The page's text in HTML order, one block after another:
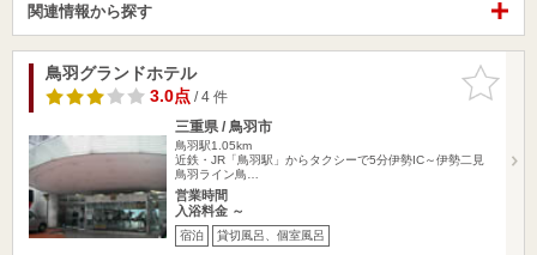
関連情報から探す
お気に入
りに追加
鳥羽グランドホテル
3.0点/ 4 件
三重県 / 鳥羽市
鳥羽駅1.05km
近鉄・JR「鳥羽駅」からタクシーで5分伊勢IC～伊勢二見
鳥羽ライン鳥…
営業時間
入浴料金 ～
宿泊 貸切風呂、個室風呂